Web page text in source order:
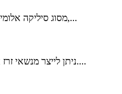
מסננת מולקולרית 3A היא אשלגן A מסוג סיליקה אלומינאט,...
ניתן לייצר מנשאי זרז אלומינה פעילים בהתאם לצרכי הלקוחות....